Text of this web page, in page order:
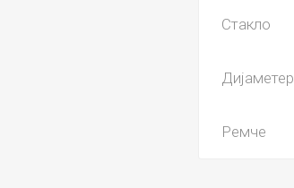
Стакло
Дијаметер
Ремче